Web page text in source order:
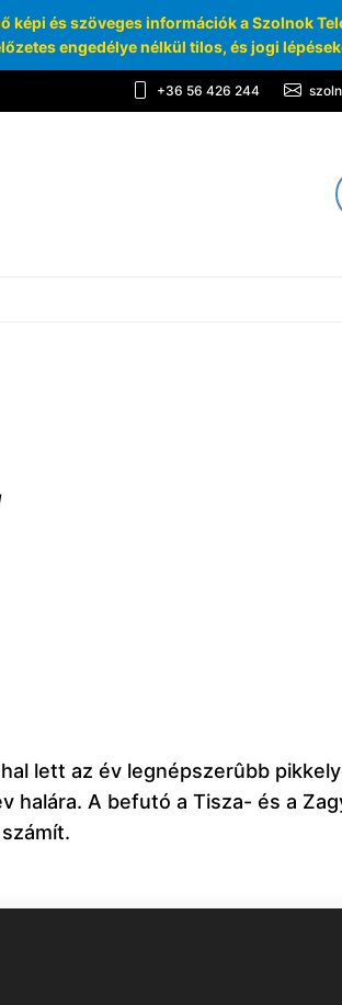
és szöveges információk a Szolnok
engedélye nélkül tilos, és jogi
+36 56 426 244
lett az év legnépszerûbb
halára. A befutó a Tisza- és a